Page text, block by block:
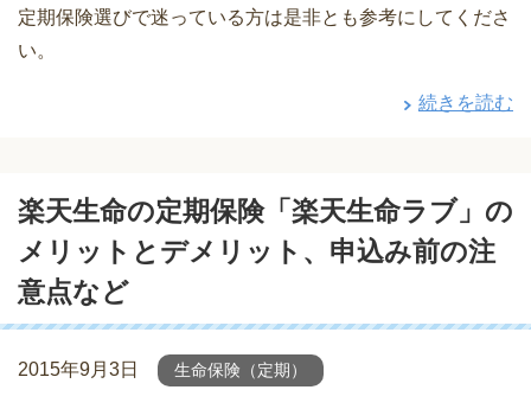
定期保険選びで迷っている方は是非とも参考にしてくださ
い。
続きを読む
楽天生命の定期保険「楽天生命ラブ」の
メリットとデメリット、申込み前の注
意点など
2015年9月3日 生命保険（定期）